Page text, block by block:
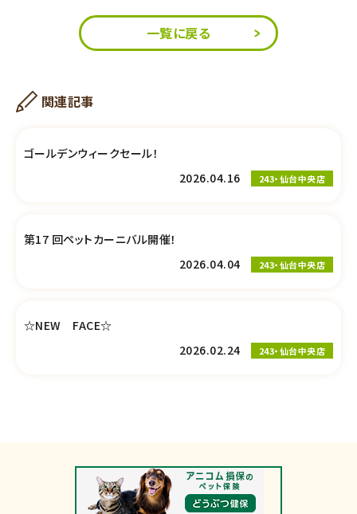
一覧に戻る
関連記事
ゴールデンウィークセール！
2026.04.16
243・仙台中央店
第17 回ペットカーニバル開催！
2026.04.04
243・仙台中央店
☆NEW FACE☆
2026.02.24
243・仙台中央店